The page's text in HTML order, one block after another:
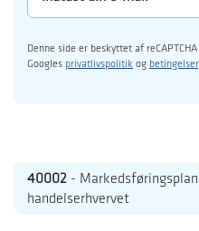
Denne side er beskyttet af reCAPTCHA
Googles privatlivspolitik og betingelser.
40002 -
handelserhvervet